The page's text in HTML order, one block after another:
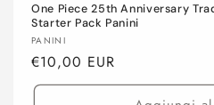
One Piece 25th Anniversary
Starter Pack Panini
Produttore:
PANINI
Prezzo
di
€10,00 EUR